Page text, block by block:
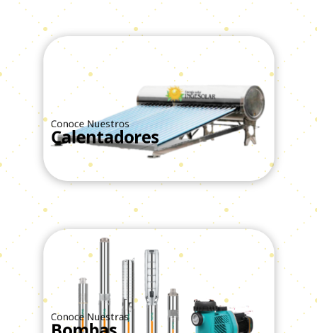
Conoce Nuestros
Calentadores
Ver Todos
Conoce Nuestras